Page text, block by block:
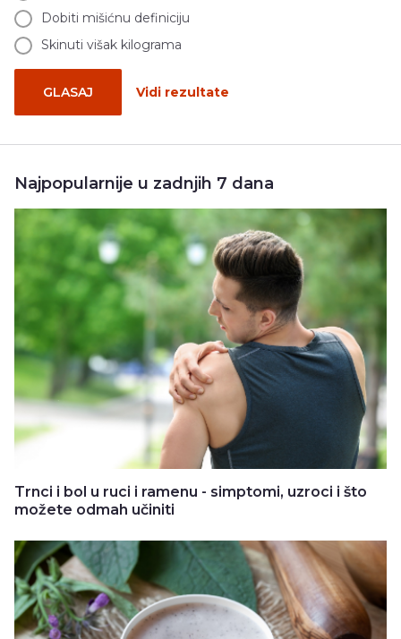
Dobiti mišićnu definiciju
Skinuti višak kilograma
GLASAJ Vidi rezultate
Najpopularnije u zadnjih 7 dana
Trnci i bol u ruci i ramenu - simptomi, uzroci i što
možete odmah učiniti